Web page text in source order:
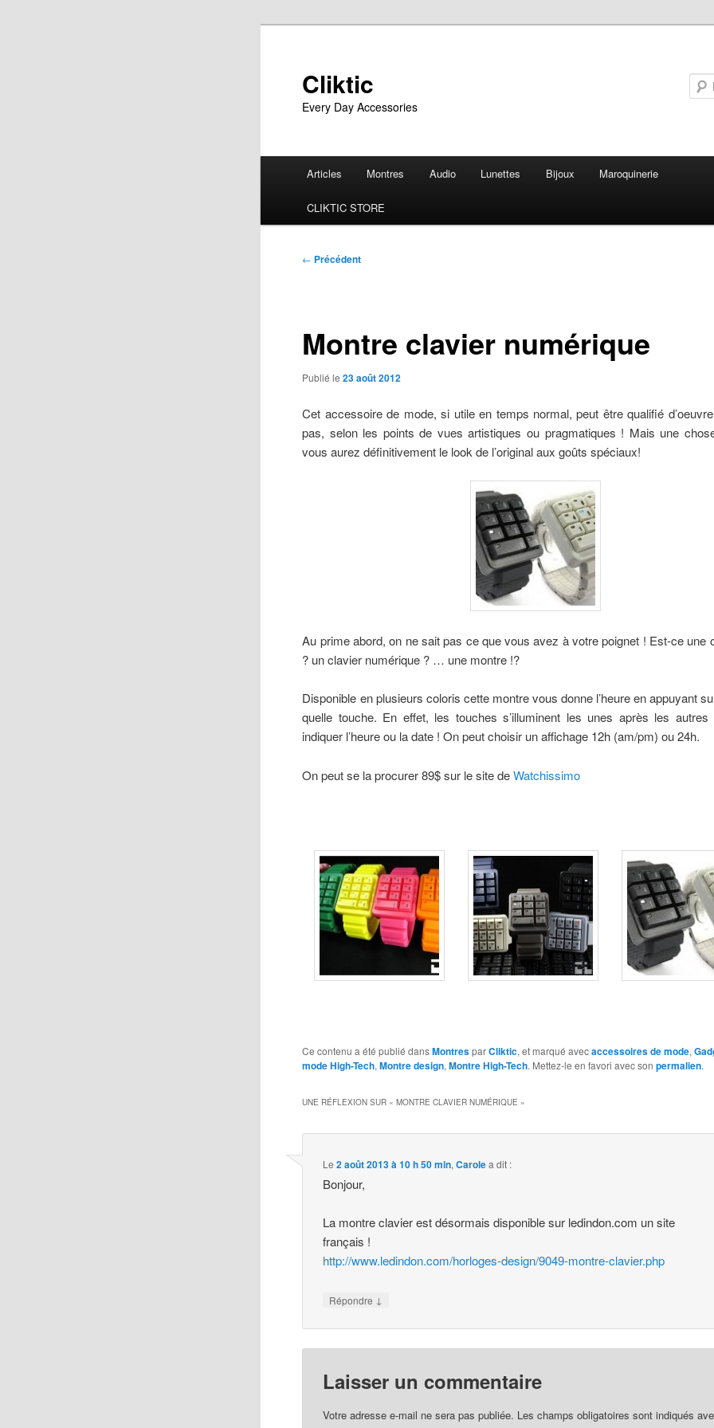
Cliktic
Every Day Accessories
Articles Montres Audio Lunettes Bijoux Maroquinerie
CLIKTIC STORE
Navigation
← Précédent
Montre clavier numérique
Publié le23 août 2012
Cet accessoire de mode, si utile en temps normal, peut être qualifié
pas, selon les points de vues artistiques ou pragmatiques ! Mais une
vous aurez définitivement le look de l’original aux goûts spéciaux!
Au prime abord, on ne sait pas ce que vous avez à votre poignet ! Est-ce une
? un clavier numérique ? … une montre !?
Disponible en plusieurs coloris cette montre vous donne l’heure en appuyant
quelle touche. En effet, les touches s’illuminent les unes après les
indiquer l’heure ou la date ! On peut choisir un affichage 12h (am/pm) ou 24h.
On peut se la procurer 89$ sur le site deWatchissimo
Ce contenu a été publié dansMontresparCliktic, et marqué avecaccessoires de mode,
mode High-Tech,Montre design,Montre High-Tech. Mettez-le en favori avec sonpermalien.
UNE RÉFLEXION SUR «MONTRE CLAVIER NUMÉRIQUE »
Le 2 août 2013 à 10 h 50 min, Carolea dit :
Bonjour,
La montre clavier est désormais disponible sur ledindon.com un site
français !
http://www.ledindon.com/horloges-design/9049-montre-clavier.php
Répondre ↓
Laisser un commentaire
Votre adresse e-mail ne sera pas publiée. Les champs obligatoires sont indiqués